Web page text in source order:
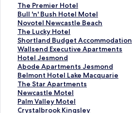
The Premier Hotel
T
h
e
P
r
e
m
i
e
r
H
o
t
Bull 'n' Bush Hotel Motel
B
u
l
l
'
n
'
B
u
s
h
H
Novotel Newcastle Beach
N
o
v
o
t
e
l
N
e
w
c
The Lucky Hotel
T
h
e
L
u
c
k
y
H
o
Shortland Budget Accommodation
S
h
o
r
t
l
a
n
d
Wallsend Executive Apartments
W
a
l
l
s
e
n
d
Hotel Jesmond
H
o
t
e
l
J
e
Abode Apartments Jesmond
A
b
o
d
e
A
Belmont Hotel Lake Macquarie
B
e
l
m
o
The Star Apartments
T
h
e
S
Newcastle Motel
N
e
w
Palm Valley Motel
P
a
Crystalbrook Kingsley
C